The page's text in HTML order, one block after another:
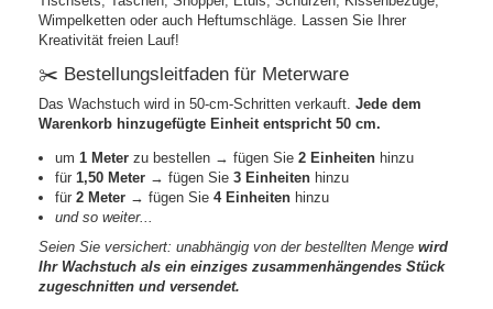
Wimpelketten oder auch Heftumschläge. Lassen Sie Ihrer
Kreativität freien Lauf!
✂️ Bestellungsleitfaden für Meterware
Das Wachstuch wird in 50-cm-Schritten verkauft. Jede dem
Warenkorb hinzugefügte Einheit entspricht 50 cm.
um 1 Meter zu bestellen → fügen Sie 2 Einheiten hinzu
für 1,50 Meter → fügen Sie 3 Einheiten hinzu
für 2 Meter → fügen Sie 4 Einheiten hinzu
und so weiter...
Seien Sie versichert: unabhängig von der bestellten Menge wird
Ihr Wachstuch als ein einziges zusammenhängendes Stück
zugeschnitten und versendet.